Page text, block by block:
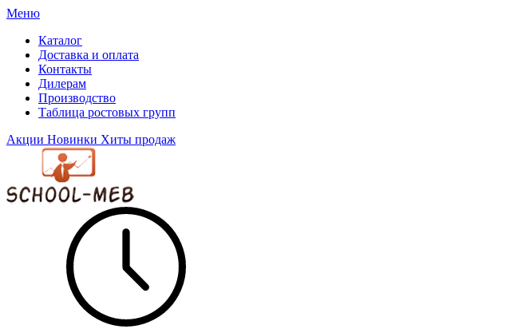
Меню
Каталог
Доставка и оплата
Контакты
Дилерам
Производство
Таблица ростовых групп
Акции Новинки Хиты продаж